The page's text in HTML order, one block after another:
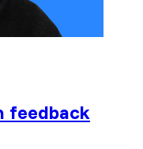
feedback